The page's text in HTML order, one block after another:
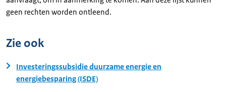
geen rechten worden ontleend.
Zie ook
Investeringssubsidie duurzame energie en
energiebesparing (ISDE)